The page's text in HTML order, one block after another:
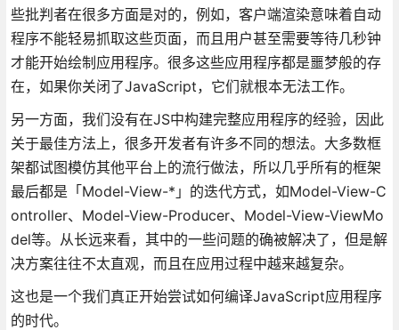
些批判者在很多方面是对的，例如，客户端渲染意味着自动
程序不能轻易抓取这些页面，而且用户甚至需要等待几秒钟
才能开始绘制应用程序。很多这些应用程序都是噩梦般的存
在，如果你关闭了JavaScript，它们就根本无法工作。
另一方面，我们没有在JS中构建完整应用程序的经验，因此
关于最佳方法上，很多开发者有许多不同的想法。大多数框
架都试图模仿其他平台上的流行做法，所以几乎所有的框架
最后都是「Model-View-*」的迭代方式，如Model-View-C
ontroller、Model-View-Producer、Model-View-ViewMo
del等。从长远来看，其中的一些问题的确被解决了，但是解
决方案往往不太直观，而且在应用过程中越来越复杂。
这也是一个我们真正开始尝试如何编译JavaScript应用程序
的时代。